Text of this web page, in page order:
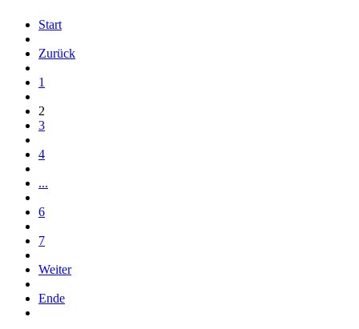
Start
Zurück
1
2
3
4
...
6
7
Weiter
Ende